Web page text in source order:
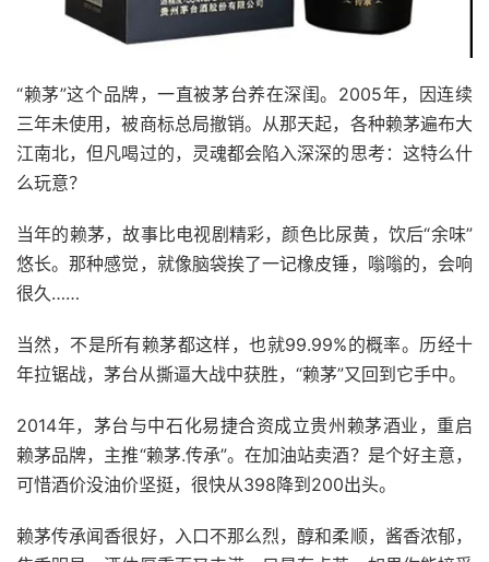
“赖茅”这个品牌，一直被茅台养在深闺。2005年，因连续
三年未使用，被商标总局撤销。从那天起，各种赖茅遍布大
江南北，但凡喝过的，灵魂都会陷入深深的思考：这特么什
么玩意？
当年的赖茅，故事比电视剧精彩，颜色比尿黄，饮后“余味”
悠长。那种感觉，就像脑袋挨了一记橡皮锤，嗡嗡的，会响
很久……
当然，不是所有赖茅都这样，也就99.99%的概率。历经十
年拉锯战，茅台从撕逼大战中获胜，“赖茅”又回到它手中。
2014年，茅台与中石化易捷合资成立贵州赖茅酒业，重启
赖茅品牌，主推“赖茅.传承”。在加油站卖酒？是个好主意，
可惜酒价没油价坚挺，很快从398降到200出头。
赖茅传承闻香很好，入口不那么烈，醇和柔顺，酱香浓郁，